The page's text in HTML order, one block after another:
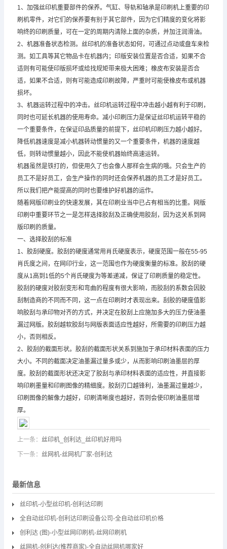
1、加强丝印机重要部件的保养。气缸、导轨和轴承是印刷机上重要的印
刷机零件，对它们的保养要有别于其它部件，因为它们精度的变化将影
响终的印刷质量，可在一定的周期内清除上面的杂质，并加注润滑油。
2、机器准备状态检测。丝印机的准备状态如何，可通过点动或盘车来检
测。如工具等其它物品卡在机器内；印版安装位置是否合适，如果不合
适则有可能使印版损坏或给找规矩带来极大困难；橡皮布安装是否合
适，如果不合适，则有可能造成印刷故障，严重时可能使橡皮布或机器
损坏。
3、机器运转过程中的冲击。丝印机运转过程中冲击越小越有利于印刷，
同时也可延长机器的使用寿命。减小印刷压力是保证丝印机运转平稳的
一个重要条件，在保证印品质量的前提下，丝印机印刷压力越小越好。
降低机器速度是减小机器转动惯量的又一个重要条件，机器的速度越
低，则转动惯量越小，因此不能使机器始终高速运转。
机器虽然是铁打的，但使用久了也会像人那样会生病的哦。只会生产的
员工不是好员工，会生产操作的同时还会保养机器的员工才是好员工。
所以我们把产能提高的同时也要维护好机器的运作。
随着网版印刷业的快速发展，其在印刷业当中已占有相当的比重。网版
印刷中重要环节之一是怎样选择胶刮及正确使用胶刮，因为这关系到网
版印刷的质量。
一、选择胶刮的标准
1、胶刮硬度。胶刮的硬度通常用肖氏硬度表示，硬度范围一般在55-95
肖氏度之间，在网印行业，这一范围也作为硬度衡量的标准。胶刮的硬
度从1高到1低的5个肖氏硬度为等差递减，保证了印刷质量的稳定性。
胶刮的硬度对胶刮变形和弯曲的程度有很大影响，而胶刮的系数会因胶
刮制造商的不同而不同，这一点在印刷时才表现出来。刮胶的硬度值影
响胶刮与承印物对齐的方式，并决定在胶刮上应施加多大的压力使油墨
漏过网版。胶刮越软胶刮与网版表面适应性越好，所需要的印刷压力越
小，否则相反。
2、胶刮的截面形状。胶刮的截面形状关系到施加于承印材料表面的压力
大小。不同的截面决定油墨漏过量多或少，从而影响印刷油墨层的厚
度。胶刮的截面形状还决定了胶刮与承印材料表面的适应性，并直接影
响印刷墨量和印刷图像的精细度。胶刮刃口越锋利，油墨漏过量越少，
印刷图像的解像力越好，印刷清晰度也越好，否则会使印刷油墨层增
厚。
上一条： 丝印机_创利达_丝印机好用吗
下一条： 丝网机-丝网机厂家-创利达
最新信息
丝印机-小型丝印机-创利达印刷
全自动丝印机-创利达印刷设备公司-全自动丝印机价格
创利达 (图)-小型丝网印刷机-丝网印刷机
丝网机-创利达(推荐商家)-全自动丝网机哪家好